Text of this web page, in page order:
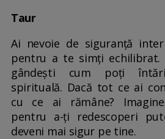
Taur
Ai nevoie de siguranță
pentru a te simți echilibrat.
gândești cum poți
spirituală. Dacă tot ce ai
cu ce ai rămâne?
pentru a-ți redescoperi
deveni mai sigur pe tine.